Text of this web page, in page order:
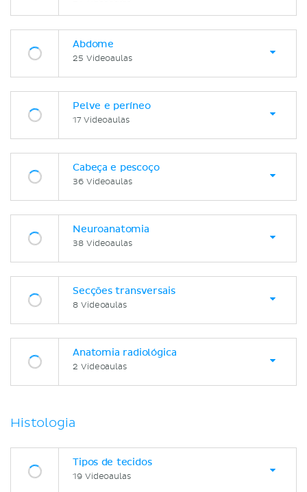
Abdome
25 Videoaulas
Pelve e períneo
17 Videoaulas
Cabeça e pescoço
36 Videoaulas
Neuroanatomia
38 Videoaulas
Secções transversais
8 Videoaulas
Anatomia radiológica
2 Videoaulas
Histologia
Tipos de tecidos
19 Videoaulas